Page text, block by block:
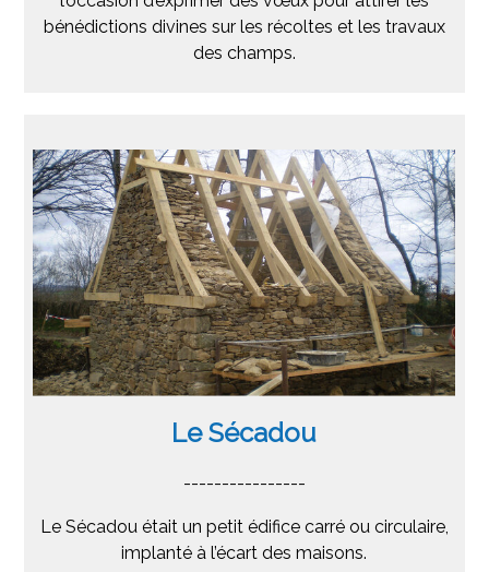
bénédictions divines sur les récoltes et les travaux
des champs.
Le Sécadou
----------------
Le Sécadou était un petit édifice carré ou circulaire,
implanté à l’écart des maisons.